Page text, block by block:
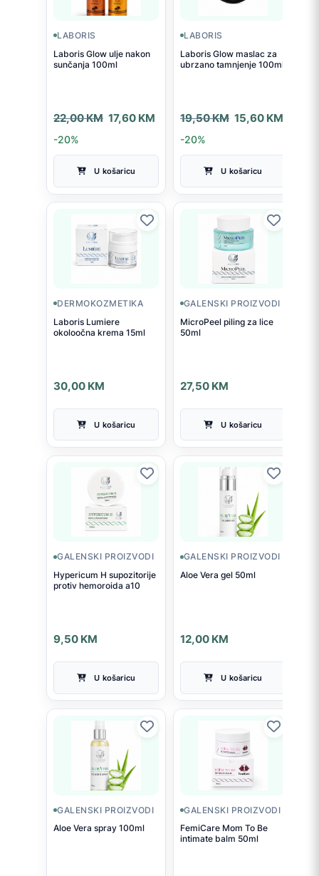
LABORIS
Laboris Glow ulje nakon
sunčanja 100ml
22,00KM
Izvorna
cijena
bila
22,00 KM.
17,60 KM
Trenutna
cijena
je:
17,60 KM.
-20%
U košaricu
LABORIS
Laboris Glow maslac za
ubrzano tamnjenje 100ml
19,50KM
Izvorna
cijena
bila
19,50 KM.
15,60 KM
Trenutna
cijena
je:
15,60 KM.
-20%
U košaricu
DERMOKOZMETIKA
Laboris Lumiere
okoloočna krema 15ml
30,00 KM
U košaricu
GALENSKI PROIZVODI
MicroPeel piling za lice
50ml
27,50 KM
U košaricu
GALENSKI PROIZVODI
Hypericum H supozitorije
protiv hemoroida a10
9,50 KM
U košaricu
GALENSKI PROIZVODI
Aloe Vera gel 50ml
12,00 KM
U košaricu
GALENSKI PROIZVODI
Aloe Vera spray 100ml
GALENSKI PROIZVODI
FemiCare Mom To Be
intimate balm 50ml